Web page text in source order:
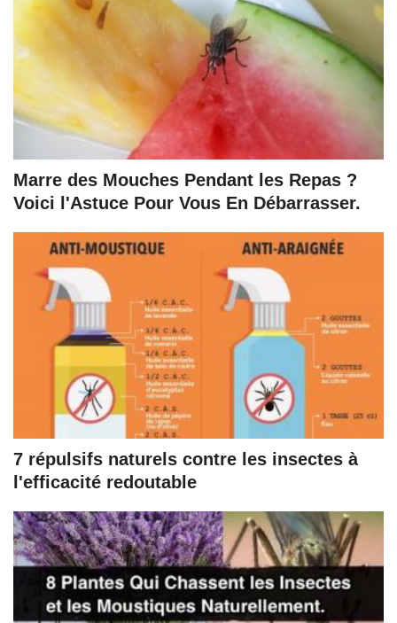
Marre des Mouches Pendant les Repas ?
Voici l'Astuce Pour Vous En Débarrasser.
7 répulsifs naturels contre les insectes à
l'efficacité redoutable